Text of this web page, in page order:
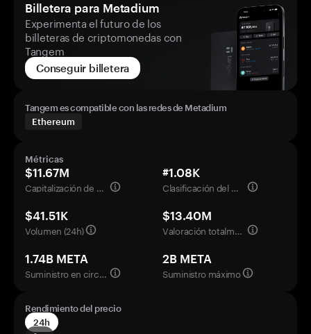
Billetera para Metadium
Experimenta el futuro de los
billeteras de criptomonedas con
Tangem
Conseguir billetera
Tangem es compatible con las redes de Metadium
Ethereum
Métricas
$11.67M
Capitalización de mercado
#1.08K
Clasificación del mercado
$41.51K
Volumen (24h)
$13.40M
Valoración totalmente diluida
1.74B META
Suministro en circulación
2B META
Suministro máximo
Rendimiento del precio
24h